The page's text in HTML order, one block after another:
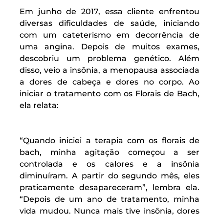
Em junho de 2017, essa cliente enfrentou
diversas dificuldades de saúde, iniciando
com um cateterismo em decorrência de
uma angina. Depois de muitos exames,
descobriu um problema genético. Além
disso, veio a insônia, a menopausa associada
a dores de cabeça e dores no corpo. Ao
iniciar o tratamento com os Florais de Bach,
ela relata:
“Quando iniciei a terapia com os florais de
bach, minha agitação começou a ser
controlada e os calores e a insônia
diminuíram. A partir do segundo mês, eles
praticamente desapareceram”, lembra ela.
“Depois de um ano de tratamento, minha
vida mudou. Nunca mais tive insônia, dores